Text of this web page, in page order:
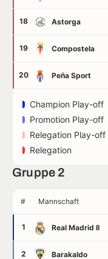
18 Astorga
19 Compostela
20 Peña Sport
Champion Play-off
Promotion Play-off
Relegation Play-off
Relegation
Gruppe 2
# Mannschaft
1 Real Madrid II
2 Barakaldo